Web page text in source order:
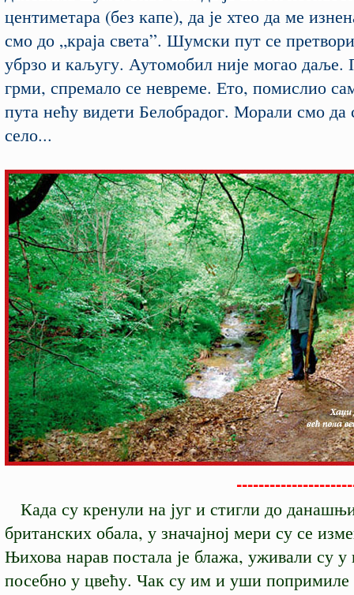
центиметара (без капе), да је хтео да ме
смо до „краја света”. Шумски пут се
убрзо и каљугу. Аутомобил није могао даље.
грми, спремало се невреме. Ето, помислио
пута нећу видети Белобрадог. Морали смо да
село...
Када су кренули на југ и стигли до
британских обала, у значајној мери су се
Њихова нарав постала је блажа, уживали су
посебно у цвећу. Чак су им и уши попримиле